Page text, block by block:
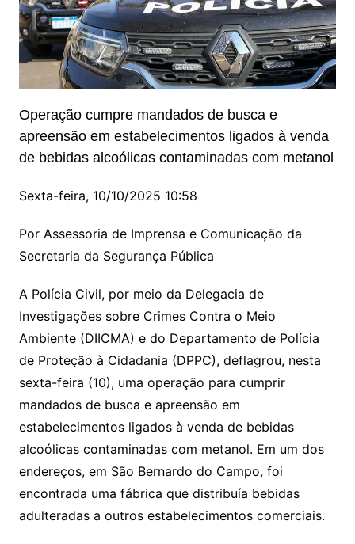
Operação cumpre mandados de busca e
apreensão em estabelecimentos ligados à venda
de bebidas alcoólicas contaminadas com metanol
Sexta-feira, 10/10/2025 10:58
Por Assessoria de Imprensa e Comunicação da
Secretaria da Segurança Pública
A Polícia Civil, por meio da Delegacia de
Investigações sobre Crimes Contra o Meio
Ambiente (DIICMA) e do Departamento de Polícia
de Proteção à Cidadania (DPPC), deflagrou, nesta
sexta-feira (10), uma operação para cumprir
mandados de busca e apreensão em
estabelecimentos ligados à venda de bebidas
alcoólicas contaminadas com metanol. Em um dos
endereços, em São Bernardo do Campo, foi
encontrada uma fábrica que distribuía bebidas
adulteradas a outros estabelecimentos comerciais.